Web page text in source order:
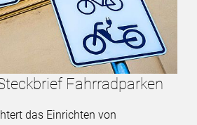
Fahrradparken
das Einrichten von